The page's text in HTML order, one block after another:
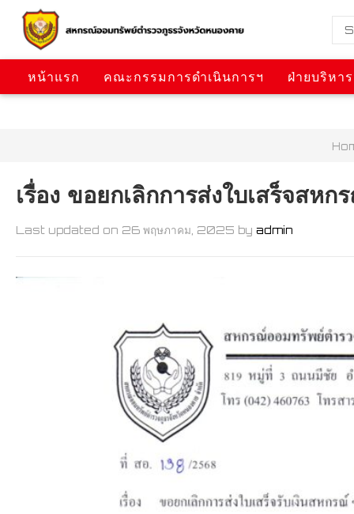
หน้าแรก คณะกรรมการดำเนินการฯ ฝ่ายบริหา
เรื่อง ขอยกเลิกการส่งใบเสร็จสหก
Last updated on 26 พฤษภาคม, 2025 by admin